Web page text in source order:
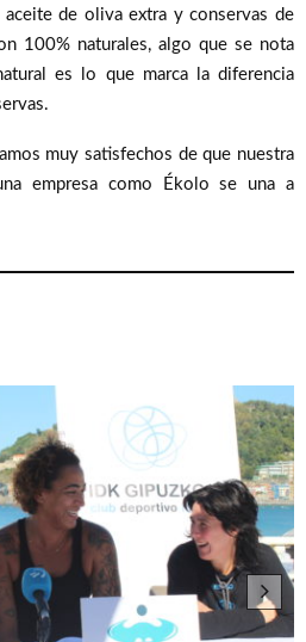
aceite de oliva extra y conservas de
100% naturales, algo que se nota
es lo que marca la diferencia
muy satisfechos de que nuestra
empresa como Ékolo se una a